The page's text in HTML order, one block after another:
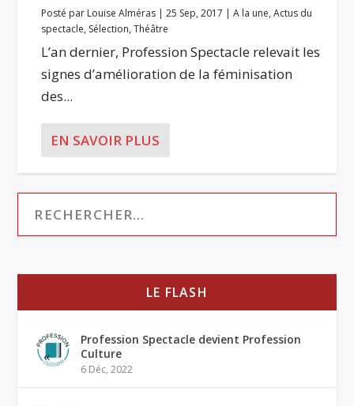
Posté par Louise Alméras |25 Sep, 2017 |A la une,Actus du
spectacle, Sélection,Théâtre
L’an dernier, Profession Spectacle relevait les
signes d’amélioration de la féminisation
des...
EN SAVOIR PLUS
LE FLASH
Profession Spectacle devient Profession
Culture
6 Déc, 2022